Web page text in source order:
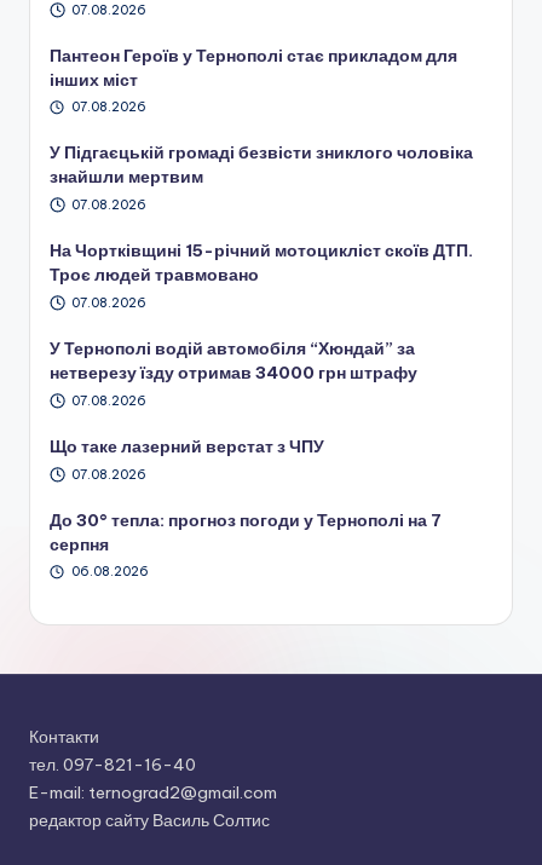
07.08.2026
Пантеон Героїв у Тернополі стає прикладом для
інших міст
07.08.2026
У Підгаєцькій громаді безвісти зниклого чоловіка
знайшли мертвим
07.08.2026
На Чортківщині 15-річний мотоцикліст скоїв ДТП.
Троє людей травмовано
07.08.2026
У Тернополі водій автомобіля “Хюндай” за
нетверезу їзду отримав 34000 грн штрафу
07.08.2026
Що таке лазерний верстат з ЧПУ
07.08.2026
До 30° тепла: прогноз погоди у Тернополі на 7
серпня
06.08.2026
Контакти
тел. 097-821-16-40
E-mail: ternograd2@gmail.com
редактор сайту Василь Солтис